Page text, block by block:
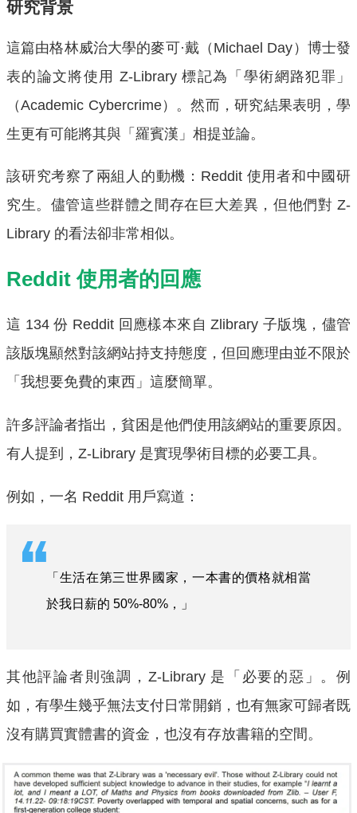
研究背景
這篇由格林威治大學的麥可·戴（Michael Day）博士發
表的論文將使用 Z-Library 標記為「學術網路犯罪」
（Academic Cybercrime）。然而，研究結果表明，學
生更有可能將其與「羅賓漢」相提並論。
該研究考察了兩組人的動機：Reddit 使用者和中國研
究生。儘管這些群體之間存在巨大差異，但他們對 Z-
Library 的看法卻非常相似。
Reddit 使用者的回應
這 134 份 Reddit 回應樣本來自 Zlibrary 子版塊，儘管
該版塊顯然對該網站持支持態度，但回應理由並不限於
「我想要免費的東西」這麼簡單。
許多評論者指出，貧困是他們使用該網站的重要原因。
有人提到，Z-Library 是實現學術目標的必要工具。
例如，一名 Reddit 用戶寫道：
「生活在第三世界國家，一本書的價格就相當
於我日薪的 50%-80%，」
其他評論者則強調，Z-Library 是「必要的惡」。例
如，有學生幾乎無法支付日常開銷，也有無家可歸者既
沒有購買實體書的資金，也沒有存放書籍的空間。